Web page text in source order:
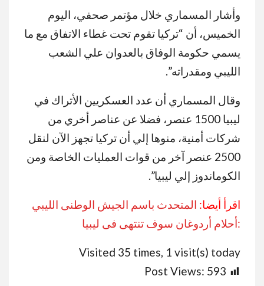
وأشار المسماري خلال مؤتمر صحفي، اليوم
الخميس، أن “تركيا تقوم تحت غطاء الاتفاق مع ما
يسمي حكومة الوفاق بالعدوان علي الشعب
الليبي ومقدراته”.
وقال المسماري أن عدد العسكريين الأتراك في
ليبيا 1500 عنصر، فضلا عن عناصر أخري من
شركات أمنية، منوها إلي أن تركيا تجهز الآن لنقل
2500 عنصر آخر من قوات العمليات الخاصة ومن
الكوماندوز إلي ليبيا”.
اقرأ أيضا: المتحدث باسم الجيش الوطنى الليبي
:أحلام أردوغان سوف تنتهى فى ليبيا
Visited 35 times, 1 visit(s) today
Post Views: 593